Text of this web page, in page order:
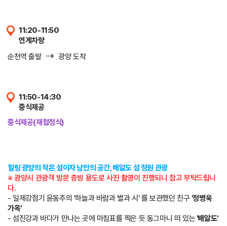
11:20-11:50
연계차량
순천역 출발 ⇢ 광양 도착
11:50-14:30
중식제공
중식제공(재첩정식)
힐링 광양의 작은 섬이자 낭만의 공간, 배알도 섬 정원 관광
※ 광양시 관광객 방문 증빙 용도로 사진 촬영이 진행되니 참고 부탁드립니
다.
- 일제강점기 윤동주의 '하늘과 바람과 별과 시' 를 보관했던 친구 '정병욱
가옥'
- 섬진강과 바다가 만나는 곳에 마침표를 찍은 듯 동그마니 떠 있는 '배알도'